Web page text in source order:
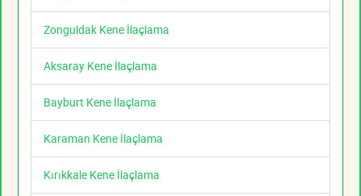
Zonguldak Kene İlaçlama
Aksaray Kene İlaçlama
Bayburt Kene İlaçlama
Karaman Kene İlaçlama
Kırıkkale Kene İlaçlama